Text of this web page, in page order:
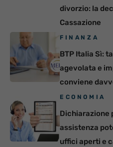
divorzio: la
Cassazione
FINANZA
BTP Italia Sì:
agevolata e
conviene
ECONOMIA
Dichiarazione
assistenza
uffici aperti e